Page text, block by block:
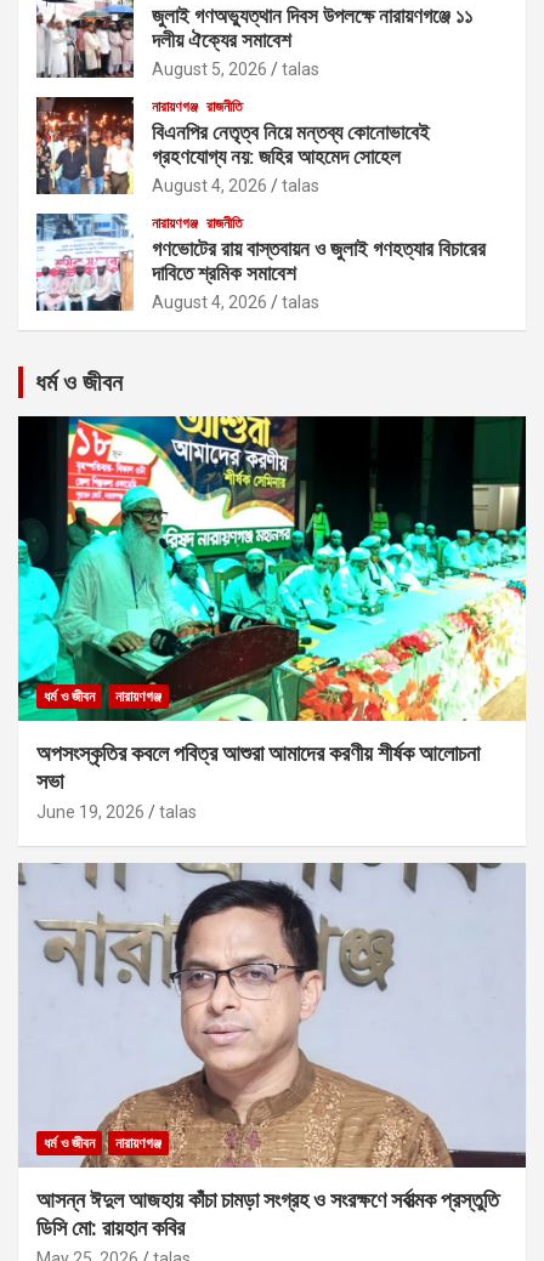
জুলাই গণঅভ্যুত্থান দিবস উপলক্ষে নারায়ণগঞ্জে ১১
দলীয় ঐক্যের সমাবেশ
August 5, 2026 talas
নারায়ণগঞ্জ রাজনীতি
বিএনপির নেতৃত্ব নিয়ে মন্তব্য কোনোভাবেই
গ্রহণযোগ্য নয়: জহির আহমেদ সোহেল
August 4, 2026 talas
নারায়ণগঞ্জ রাজনীতি
গণভোটের রায় বাস্তবায়ন ও জুলাই গণহত্যার বিচারের
দাবিতে শ্রমিক সমাবেশ
August 4, 2026 talas
ধর্ম ও জীবন
ধর্ম ও জীবন নারায়ণগঞ্জ
অপসংস্কৃতির কবলে পবিত্র আশুরা আমাদের করণীয় শীর্ষক আলোচনা
সভা
June 19, 2026 talas
ধর্ম ও জীবন নারায়ণগঞ্জ
আসন্ন ঈদুল আজহায় কাঁচা চামড়া সংগ্রহ ও সংরক্ষণে সর্বাত্মক প্রস্তুতি
ডিসি মো: রায়হান কবির